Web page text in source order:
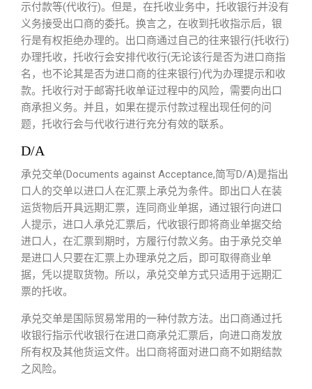
示付款等(代收行)。但是，在托收业务中，托收银行并没有
义务接受出口商的委托。换言之，在收到托收指示后，银
行是有权拒绝办理的。出口商通过自己的往来银行(托收行)
办理托收，托收行会安排代收行(无论该行是否为进口商指
名，也不论其是否为进口商的往来银行)代为办理提示和收
款。托收行对于邮寄托收单证过程中的风险，需要向出口
商承担义务。并且，如果在提示付款过程出现任何的问
题，托收行会与代收行进行充分有效的联系。
D/A
承兑交单(Documents against Acceptance,简写D/A)是指出
口人的交单以进口人在汇票上承兑为条件。即出口人在装
运货物后开具远期汇票，连同商业单据，通过银行向进口
人提示，进口人承兑汇票后，代收银行即将商业单据交给
进口人，在汇票到期时，方履行付款义务。由于承兑交单
是进口人只要在汇票上办理承兑之后，即可取得商业单
据，凭以提取货物。所以，承兑交单方式只适用于远期汇
票的托收。
承兑交单是国际贸易常用的一种付款方法。出口商通过托
收银行指示代收银行在进口商承兑汇票后，向进口商发放
所有权及其他货运文件。出口商将面对进口商不如期结款
之风险。